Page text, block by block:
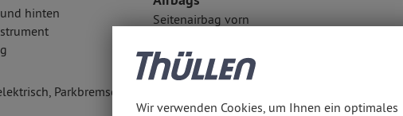
hinten
Seitenairbag vorn
Kopfairbag vorn und hinten
Parkbremse elektrisch
Wir verwenden Cookies, um Ihnen ein optimales